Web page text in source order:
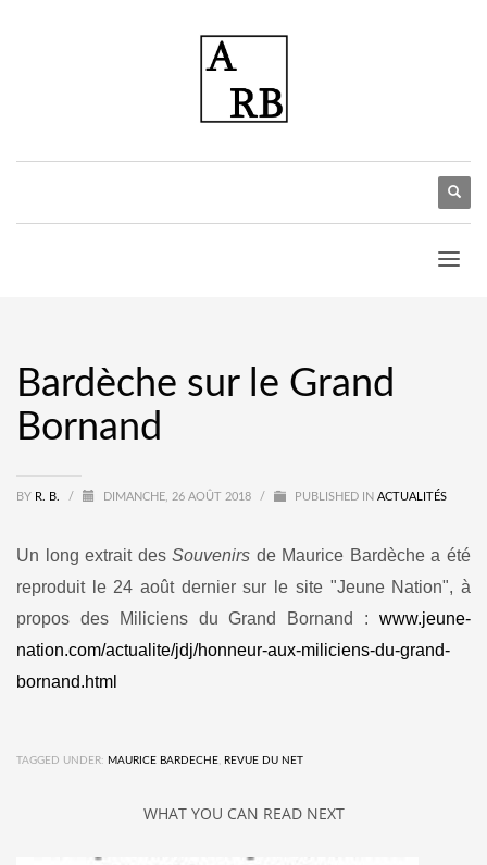
Bardèche sur le Grand
Bornand
BY R. B. / DIMANCHE, 26 AOÛT 2018 / PUBLISHED IN ACTUALITÉS
Un long extrait desSouvenirs de Maurice Bardèche a été
reproduit le 24 août dernier sur le site "Jeune Nation", à
propos des Miliciens du Grand Bornand : www.jeune-
nation.com/actualite/jdj/honneur-aux-miliciens-du-grand-
bornand.html
TAGGED UNDER: MAURICE BARDECHE REVUE DU NET
WHAT YOU CAN READ NEXT